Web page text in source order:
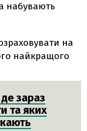
набувають
на
найкращого
зараз
та яких